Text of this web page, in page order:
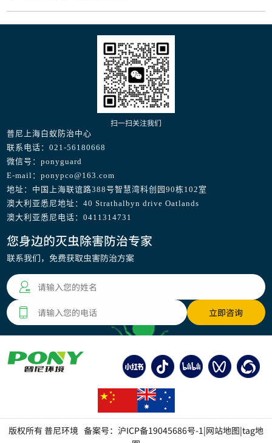
扫一扫关注我们
普尼上海白蚁防治中心
联系电话：021-56180668
微信号：ponyguard
E-mail：ponypco@163.com
地址：中国上海联谊路388号智慧湾科创园90栋102室
澳大利亚悉尼地址：40 Strathalbyn drive Oatlands
澳大利亚悉尼电话：0411314731
您身边的灭虫除害防治专家
联系我们，免费获取虫害防治方案
版权所有 普尼环境 备案号： 沪ICP备19045686号-1 |网站地图|tag地